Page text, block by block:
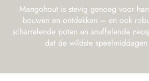
Mangohout is stevig genoeg voor
bouwen en ontdekken – en ook
scharrelende poten en snuffelende
dat de wildste